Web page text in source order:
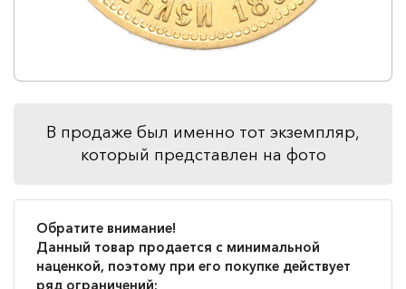
В продаже был именно тот экземпляр,
который представлен на фото
Обратите внимание!
Данный товар продается с минимальной
наценкой, поэтому при его покупке действует
ряд ограничений: